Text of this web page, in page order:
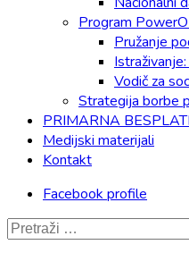
Program
Pružanje
Vodič za
Strategija borbe
PRIMARNA
Medijski materijali
Kontakt
Facebook profile
Pretraži: